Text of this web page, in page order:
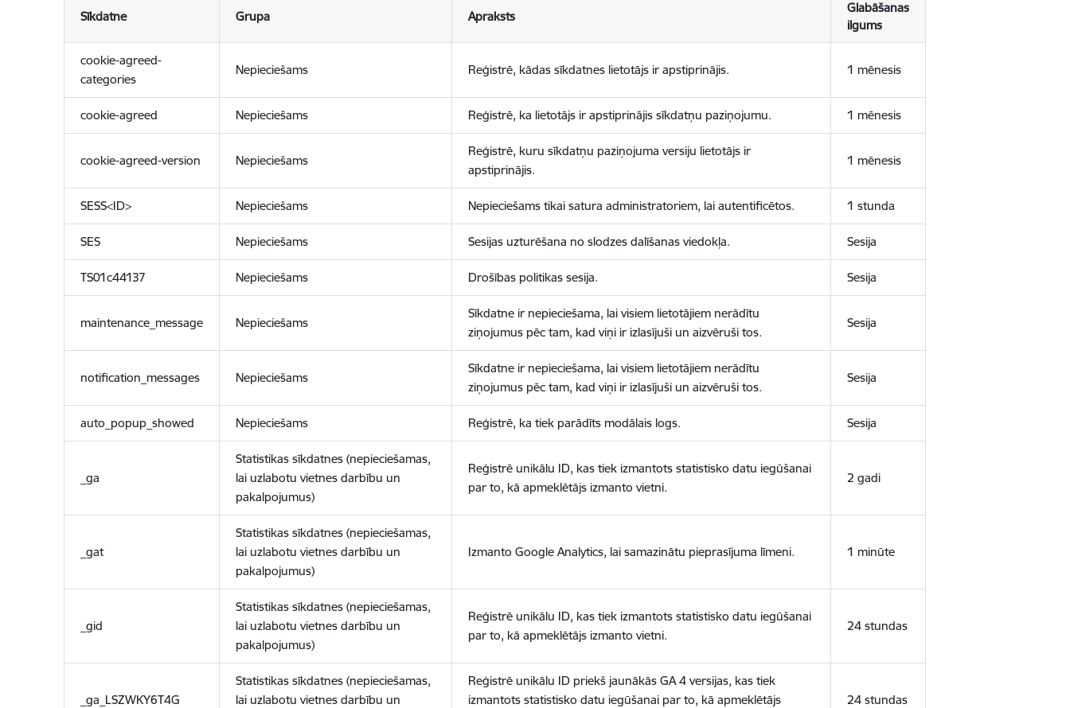
Sīkdatne Grupa Apraksts
Glabāšanas
ilgums
cookie-agreed-
categories
Nepieciešams Reģistrē, kādas sīkdatnes lietotājs ir apstiprinājis. 1 mēnesis
cookie-agreed Nepieciešams Reģistrē, ka lietotājs ir apstiprinājis sīkdatņu paziņojumu. 1 mēnesis
cookie-agreed-version Nepieciešams
Reģistrē, kuru sīkdatņu paziņojuma versiju lietotājs ir
apstiprinājis.
1 mēnesis
SESS<ID> Nepieciešams Nepieciešams tikai satura administratoriem, lai autentificētos. 1 stunda
SES Nepieciešams Sesijas uzturēšana no slodzes dalīšanas viedokļa. Sesija
TS01c44137 Nepieciešams Drošības politikas sesija. Sesija
maintenance_message Nepieciešams
Sīkdatne ir nepieciešama, lai visiem lietotājiem nerādītu
ziņojumus pēc tam, kad viņi ir izlasījuši un aizvēruši tos.
Sesija
notification_messages Nepieciešams
Sīkdatne ir nepieciešama, lai visiem lietotājiem nerādītu
ziņojumus pēc tam, kad viņi ir izlasījuši un aizvēruši tos.
Sesija
auto_popup_showed Nepieciešams Reģistrē, ka tiek parādīts modālais logs. Sesija
_ga
Statistikas sīkdatnes (nepieciešamas,
lai uzlabotu vietnes darbību un
pakalpojumus)
Reģistrē unikālu ID, kas tiek izmantots statistisko datu iegūšanai
par to, kā apmeklētājs izmanto vietni.
2 gadi
_gat
Statistikas sīkdatnes (nepieciešamas,
lai uzlabotu vietnes darbību un
pakalpojumus)
Izmanto Google Analytics, lai samazinātu pieprasījuma līmeni. 1 minūte
_gid
Statistikas sīkdatnes (nepieciešamas,
lai uzlabotu vietnes darbību un
pakalpojumus)
Reģistrē unikālu ID, kas tiek izmantots statistisko datu iegūšanai
par to, kā apmeklētājs izmanto vietni.
24 stundas
_ga_LSZWKY6T4G
Statistikas sīkdatnes (nepieciešamas,
lai uzlabotu vietnes darbību un
Reģistrē unikālu ID priekš jaunākās GA 4 versijas, kas tiek
izmantots statistisko datu iegūšanai par to, kā apmeklētājs
24 stundas